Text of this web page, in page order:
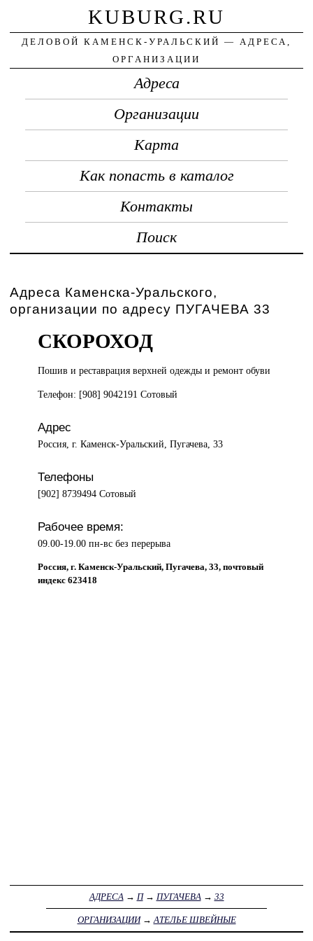
KUBURG.RU
ДЕЛОВОЙ КАМЕНСК-УРАЛЬСКИЙ — АДРЕСА,
ОРГАНИЗАЦИИ
Адреса
Организации
Карта
Как попасть в каталог
Контакты
Поиск
Адреса Каменска-Уральского,
организации по адресу ПУГАЧЕВА 33
СКОРОХОД
Пошив иреставрация верхней одежды и ремонт обуви
Телефон: [908] 9042191 Сотовый
Адрес
Россия, г. Каменск-Уральский, Пугачева, 33
Телефоны
[902] 8739494 Сотовый
Рабочее время:
09.00-19.00 пн-вс без перерыва
Россия, г. Каменск-Уральский, Пугачева, 33, почтовый
индекс 623418
АДРЕСА→ П→ ПУГАЧЕВА→ 33
ОРГАНИЗАЦИИ→АТЕЛЬЕ ШВЕЙНЫЕ